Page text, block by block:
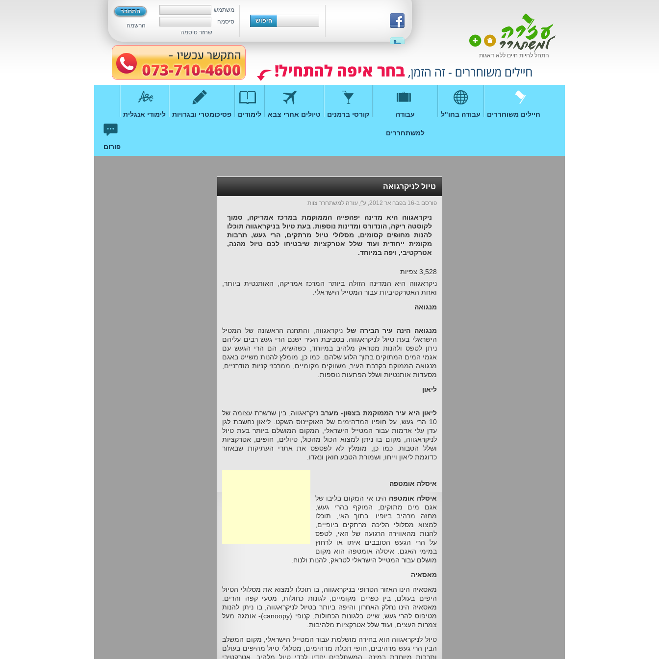
התחל לחיות חיים ללא דאגות
הרשמה
משתמש
סיסמה
שחזר סיסמה
חיילים משוחררים עבודה בחו"ל עבודה
למשתחררים
קורסי ברמנים טיולים אחרי צבא לימודים פסיכומטרי ובגרויות לימודי אנגלית
פורום
טיול לניקרגואה
פורסם ב-16 בפברואר 2012, ע"י עזרה למשתחרר צוות
ניקראגווה היא מדינה יפהפייה הממוקמת במרכז אמריקה, סמוך
לקוסטה ריקה, הונדורס ומדינות נוספות. בעת טיול בניקראגווה תוכלו
להנות מחופים קסומים, מסלולי טיול מרתקים, הרי געש, תרבות
מקומית ייחודית ועוד שלל אטרקציות שיבטיחו לכם טיול מהנה,
אטרקטיבי, ויפה במיוחד.
3,528 צפיות
ניקראגווה היא המדינה הזולה ביותר המרכז אמריקה, האותנטית ביותר,
ואחת האטרקטיביות עבור המטייל הישראלי.
מנגואה
מנגואה הינה עיר הבירה של ניקראגווה, והתחנה הראשונה של המטיל
הישראלי בעת טיול לניקראגווה. בסביבת העיר ישנם הרי געש רבים עליהם
ניתן לטפס ולהנות מטראק מלהיב במיוחד, כשהשיא, הם הרי הגעש עם
אגמי המים המתוקים בתוך הלוע שלהם. כמו כן, מומלץ להנות משייט באגם
מנגואה הממוקם בקרבת העיר, משווקים מקומיים, ממרכזי קניות מודרניים,
מסעדות אותנטיות ושלל הפתעות נוספות.
ליאון
ליאון היא עיר הממוקמת בצפון- מערב ניקראגווה, בין שרשרת עצומה של
10 הרי געש, על חופיו המדהימים של האוקיינוס השקט. ליאון נחשבת לגן
עדן עלי אדמות עבור המטייל הישראלי, המקום המושלם ביותר בעת טיול
לניקראגווה, מקום בו ניתן למצוא הכול מהכול, טיולים, חופים, אטרקציות
ושלל הטבות. כמו כן, מומלץ לא לפספס את אתרי העתיקות שבאזור
כדוגמת ליאון וייחו, ושמורת הטבע חואן ונאדו.
איסלה אומטפה
איסלה אומטפה הינו אי המקום בליבו של
אגם מים מתוקים, המוקף בהרי געש,
מחזה מרהיב ביופיו. בתוך האי, תוכלו
למצוא מסלולי הליכה מרתקים ביופיים,
להנות מהאווירה הרגועה של האי, לטפס
על הרי הגעש הסובבים איתו או לרחוץ
במימי האגם. איסלה אומטפה הוא מקום
מושלם עבור המטייל הישראלי לטראק, להנות ולנוח.
מאסאיה
מאסאיה הינו האזור הטרופי בניקראגווה, בו תוכלו למצוא את מסלולי הטיול
היפים בעולם, בין כפרים מקומיים, לגונות כחולות, מטעי קפה והרים.
מאסאיה הינו נחלק האחרון והיפה ביותר בטיול לניקראגווה, בו ניתן להנות
מטיפוס להרי געש, שייט בלגונות הכחולות, קנופי (canoopy)- אומגה מעל
צמרות העצים, ועוד שלל אטרקציות מלהיבות.
טיול לניקראגווה הוא בחירה מושלמת עבור המטייל הישראלי, מקום המשלב
הבין הרי געש מרהיבים, חופי תכלת מדהימים, מסלולי טיול מהיפים בעולם
ותרבות מיוחדת במינה, המשתלבים יחדיו לכדי טיול מלהיב, אטרקטיבי